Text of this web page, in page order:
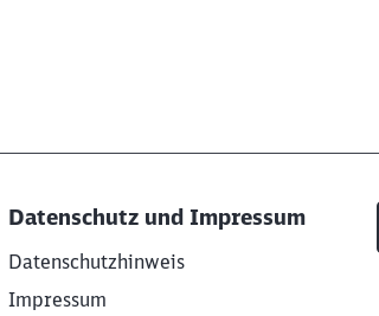
Datenschutz und Impressum
Datenschutzhinweis
Impressum